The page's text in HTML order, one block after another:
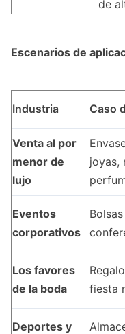
de
Escenarios de
Industria Caso
Venta al por
menor de
lujo
joyas,
Eventos
corporativos
Los favores
de la boda
fiesta
Deportes y